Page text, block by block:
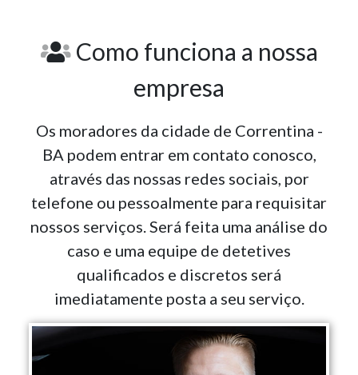
Como funciona a nossa
empresa
Os moradores da cidade de Correntina -
BA podem entrar em contato conosco,
através das nossas redes sociais, por
telefone ou pessoalmente para requisitar
nossos serviços. Será feita uma análise do
caso e uma equipe de detetives
qualificados e discretos será
imediatamente posta a seu serviço.